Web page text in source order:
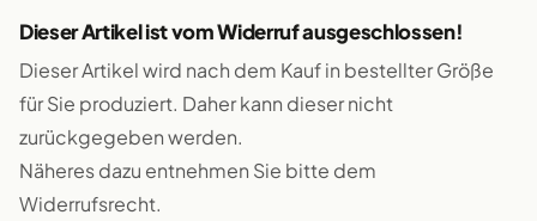
Dieser Artikel ist vom Widerruf ausgeschlossen!
Dieser Artikel wird nach dem Kauf in bestellter Größe
für Sie produziert. Daher kann dieser nicht
zurückgegeben werden.
Näheres dazu entnehmen Sie bitte dem
Widerrufsrecht.